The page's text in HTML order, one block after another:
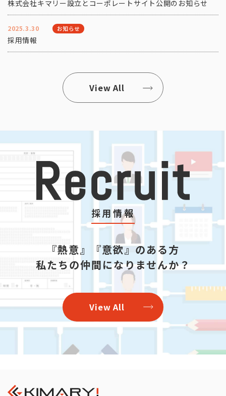
株式会社キマリー設立とコーポレートサイト公開のお知らせ
2025.3.30 お知らせ
採用情報
View All
採用情報
『熱意』『意欲』のある方
私たちの仲間になりませんか？
View All